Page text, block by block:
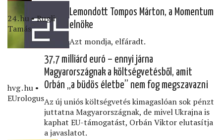
24․hu • Rugli
Tamás
Lemondott Tompos Márton, a Momentum
elnöke
Azt mondja, elfáradt.
hvg․hu •
EUrologus
37,7 milliárd euró – ennyi járna
Magyarországnak a költségvetésből, amit
Orbán „a büdös életbe” nem fog megszavazni
Az új uniós költségvetés kimagaslóan sok pénzt
juttatna Magyarországnak, de mivel Ukrajna is
kaphat EU-támogatást, Orbán Viktor elutasítja
a javaslatot.